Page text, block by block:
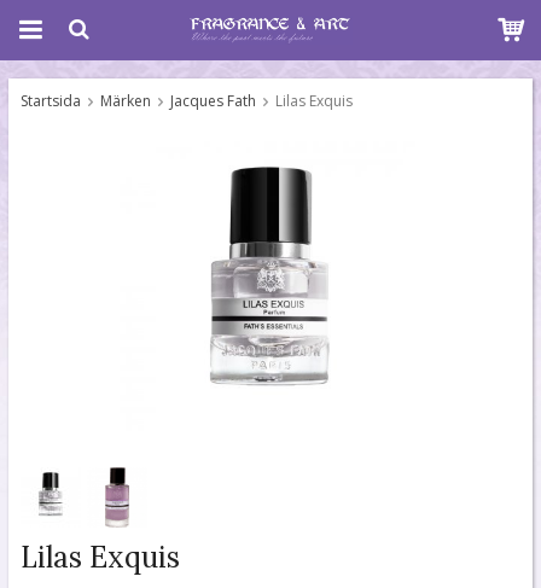
Startsida Märken Jacques Fath Lilas Exquis
Lilas Exquis